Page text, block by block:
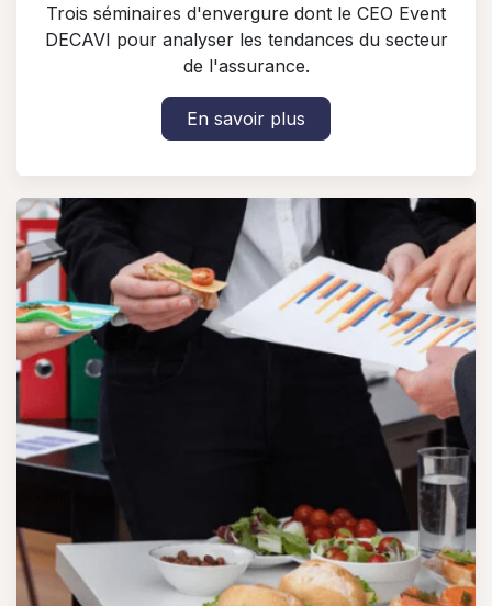
Trois séminaires d'envergure dont le CEO Event
DECAVI pour analyser les tendances du secteur
de l'assurance.
En savoir plus